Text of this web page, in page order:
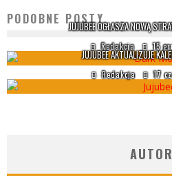
PODOBNE POSTYJUJUBEE OGŁASZA NOWĄ
Redakcja 15
JUJUBEE AKTUALIZUJE
Redakcja 17